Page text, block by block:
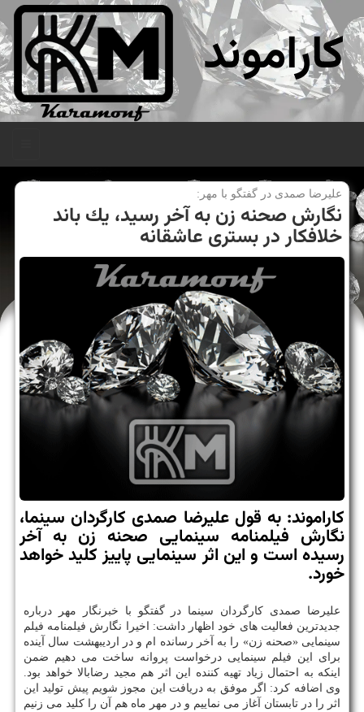
کاراموند
علیرضا صمدی در گفتگو با مهر:
نگارش صحنه زن به آخر رسید، یك باند
خلافكار در بستری عاشقانه
كاراموند: به قول علیرضا صمدی كارگردان سینما،
نگارش فیلمنامه سینمایی صحنه زن به آخر
رسیده است و این اثر سینمایی پاییز كلید خواهد
خورد.
علیرضا صمدی كارگردان سینما در گفتگو با خبرنگار مهر درباره
جدیدترین فعالیت های خود اظهار داشت: اخیرا نگارش فیلمنامه فیلم
سینمایی «صحنه زن» را به آخر رسانده ام و در اردیبهشت سال آینده
برای این فیلم سینمایی درخواست پروانه ساخت می دهیم ضمن
اینكه به احتمال زیاد تهیه كننده این اثر هم مجید رضابالا خواهد بود.
وی اضافه كرد: اگر موفق به دریافت این مجوز شویم پیش تولید این
اثر را در تابستان آغاز می نماییم و در مهر ماه هم آن را كلید می زنیم